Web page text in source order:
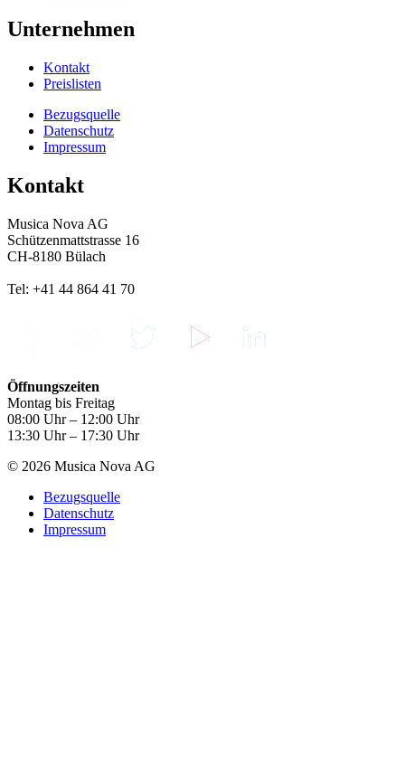
Unternehmen
Kontakt
Preislisten
Bezugsquelle
Datenschutz
Impressum
Kontakt
Musica Nova AG
Schützenmattstrasse 16
CH-8180 Bülach
Tel: +41 44 864 41 70
Öffnungszeiten
Montag bis Freitag
08:00 Uhr – 12:00 Uhr
13:30 Uhr – 17:30 Uhr
© 2026 Musica Nova AG
Bezugsquelle
Datenschutz
Impressum